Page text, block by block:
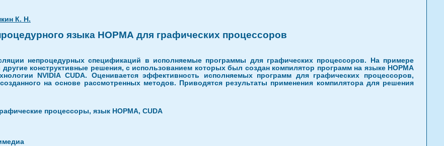
К. Н.
языка НОРМА для графических процессоров
непроцедурных спецификаций в исполняемые программы для графических процессоров. На примере
конструктивные решения, с использованием которых был создан компилятор программ на языке НОРМА
NVIDIA CUDA. Оценивается эффективность исполняемых программ для графических процессоров,
на основе рассмотренных методов. Приводятся результаты применения компилятора для решения
процессоры, язык НОРМА, CUDA